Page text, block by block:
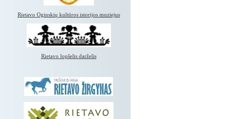
Rietavo Oginskių kultūros istorijos muziejus
Rietavo lopšelis darželis